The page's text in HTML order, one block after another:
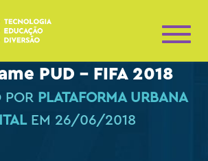
L
R
PUD – FIFA 2018
POR PLATAFORMA URBANA
EM 26/06/2018